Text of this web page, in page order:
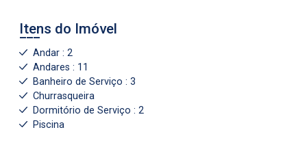
Itens do Imóvel
Andar : 2
Andares : 11
Banheiro de Serviço : 3
Churrasqueira
Dormitório de Serviço : 2
Piscina